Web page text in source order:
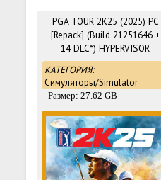
PGA TOUR 2K25 (2025) PC
[Repack] (Build 21251646 +
14 DLC*) HYPERVISOR
BYPASS
КАТЕГОРИЯ:
Симуляторы/Simulator
Размер: 27.62 GB